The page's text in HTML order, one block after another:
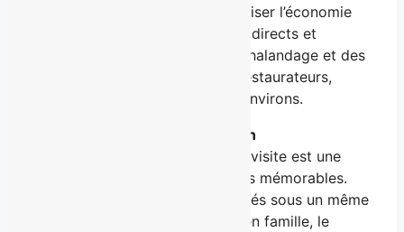
de jeux : elle contribue à dynamiser l’économie
locale par la création d’emplois directs et
indirects, l’augmentation de l’achalandage et des
retombées tangibles pour les restaurateurs,
hôteliers et commerçants des environs.
À propos du centre DIXtrAction
, chaque visite est une
occasion de créer des souvenirs mémorables.
Avec plus d’une dizaine d’activités sous un même
toit, que ce soit entre amis ou en famille, le